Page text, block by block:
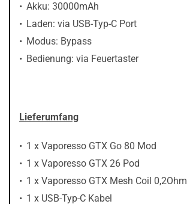
Akku: 30000mAh
Laden: via USB-Typ-C Port
Modus: Bypass
Bedienung: via Feuertaster
Lieferumfang
1 x Vaporesso GTX Go 80 Mod
1 x Vaporesso GTX 26 Pod
1 x Vaporesso GTX Mesh Coil 0,2Ohm
1 x USB-Typ-C Kabel